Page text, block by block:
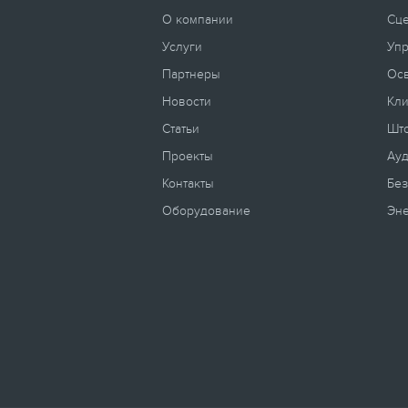
О компании
Услуги
Партнеры
Новости
Статьи
Проекты
Контакты
Оборудование